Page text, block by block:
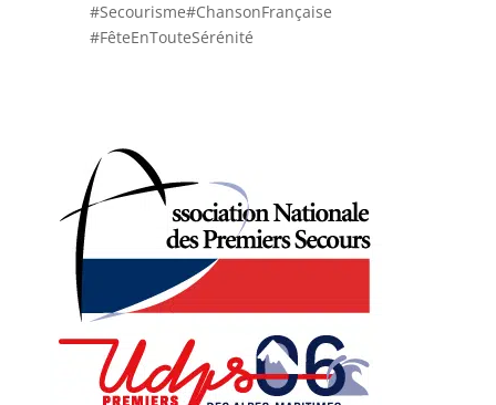
#Secourisme#ChansonFrançaise
#FêteEnTouteSérénité